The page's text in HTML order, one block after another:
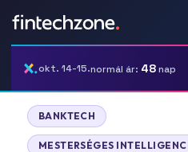
okt. 14-15.normál ár: 48nap
BANKTECH
MESTERSÉGES